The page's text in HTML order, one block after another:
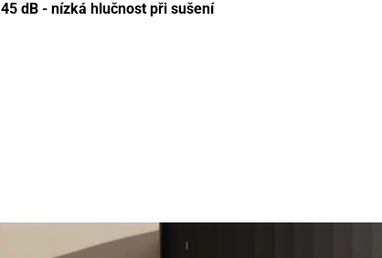
45 dB - nízká hlučnost při sušení